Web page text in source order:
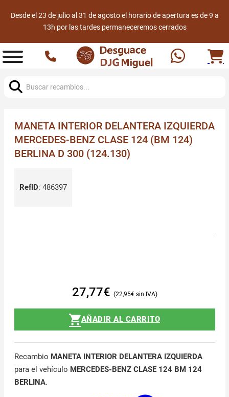
Desde el 23 de julio al 31 de agosto el horario de apertura es de 9 a
13h por las tardes permaneceremos cerrados
MANETA INTERIOR DELANTERA IZQUIERDA
MERCEDES-BENZ CLASE 124 (BM 124)
BERLINA D 300 (124.130)
RefID: 486397
27,77€ 22,95€
AÑADIR AL CARRITO
Recambio MANETA INTERIOR DELANTERA IZQUIERDA
para el vehículo MERCEDES-BENZ CLASE 124 BM 124
BERLINA.